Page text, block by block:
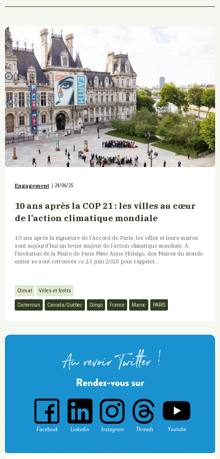
Engagement | 24/06/25
10 ans après la COP 21 : les villes au cœur
de l’action climatique mondiale
10 ans après la signature de l’Accord de Paris, les villes et leurs maires
sont aujourd'hui un levier majeur de l’action climatique mondiale. A
l'invitation de la Maire de Paris Mme Anne Hidalgo, des Maires du monde
entier se sont retrouvés ce 23 juin 2025 pour rappeler...
Climat Villes et forêts
Cameroun Canada/Québec Congo France Maroc PARIS